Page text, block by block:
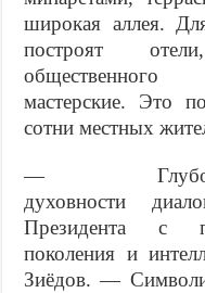
широкая аллея.
построят
мастерские. Это
сотни местных
— Глубокий,
духовности
Президента с
поколения и
Зиёдов. —